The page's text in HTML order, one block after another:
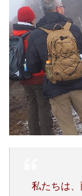
私たちは、